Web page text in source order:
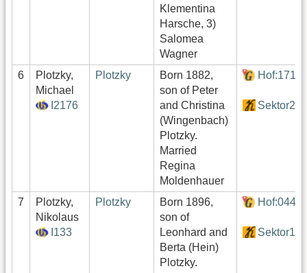
Klementina
Harsche, 3)
Salomea
Wagner
6
Plotzky,
Michael
I2176
Plotzky
Born 1882,
son of Peter
and Christina
(Wingenbach)
Plotzky.
Married
Regina
Moldenhauer
Hof:171
Sektor2
7
Plotzky,
Nikolaus
I133
Plotzky
Born 1896,
son of
Leonhard and
Berta (Hein)
Plotzky.
Hof:044
Sektor1